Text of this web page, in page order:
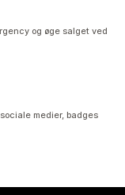
og øge salget ved
medier, badges